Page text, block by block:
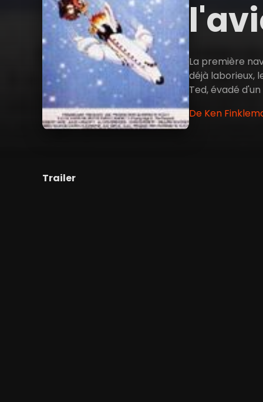
La première
déjà laborieux,
Ted, évadé
De Ken
Trailer